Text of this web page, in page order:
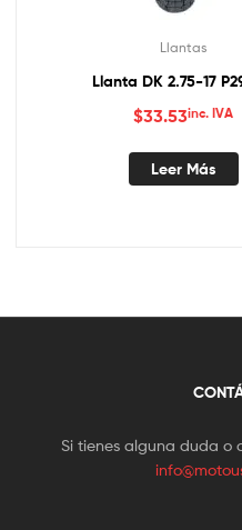
Llantas
Llanta DK 2.75-17
$33.53inc. IVA
Leer Más
Si tienes alguna duda o